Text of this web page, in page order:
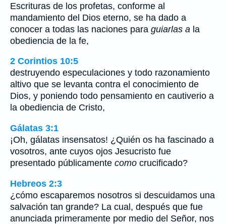
Escrituras de los profetas, conforme al
mandamiento del Dios eterno, se ha dado a
conocer a todas las naciones para guiarlas a la
obediencia de la fe,
2 Corintios 10:5
destruyendo especulaciones y todo razonamiento
altivo que se levanta contra el conocimiento de
Dios, y poniendo todo pensamiento en cautiverio a
la obediencia de Cristo,
Gálatas 3:1
¡Oh, gálatas insensatos! ¿Quién os ha fascinado a
vosotros, ante cuyos ojos Jesucristo fue
presentado públicamente como crucificado?
Hebreos 2:3
¿cómo escaparemos nosotros si descuidamos una
salvación tan grande? La cual, después que fue
anunciada primeramente por medio del Señor, nos